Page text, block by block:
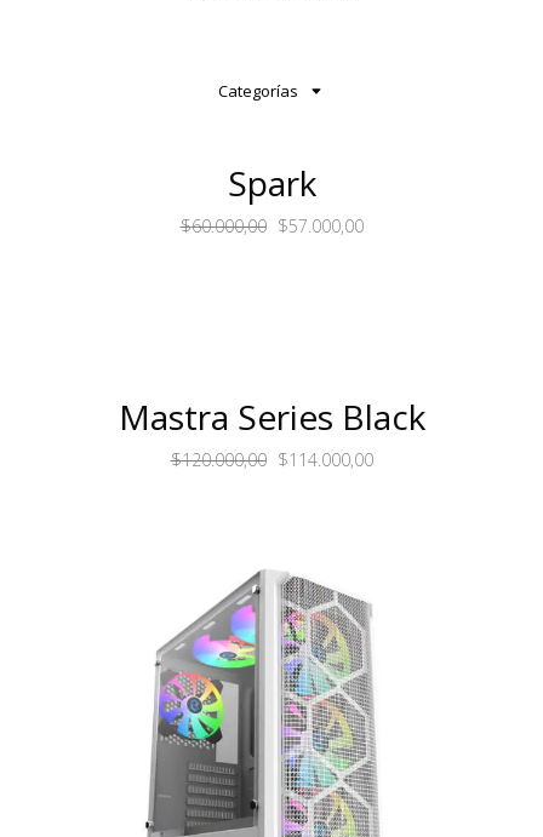
Categorías
Spark
$60.000,00 $57.000,00
Mastra Series Black
$120.000,00 $114.000,00